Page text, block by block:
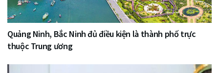
Quảng Ninh, Bắc Ninh đủ điều kiện là thành phố trực
thuộc Trung ương